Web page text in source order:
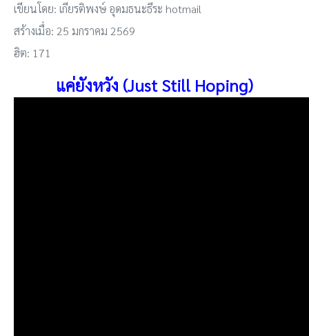
เขียนโดย: เกียรติพงษ์ อุดมธนะธีระ hotmail
สร้างเมื่อ: 25 มกราคม 2569
ฮิต: 171
แค่ยังหวัง (Just Still Hoping)